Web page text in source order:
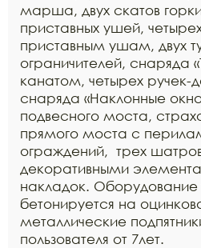
марша, двух скатов
приставных ушей,
приставным ушам, двух
ограничителей, снаряда
канатом, четырех ручек-
снаряда «Наклонные
подвесного моста,
прямого моста с
ограждений, трех
декоративными
накладок. Оборудование
бетонируется на
металлические
пользователя от 7лет.